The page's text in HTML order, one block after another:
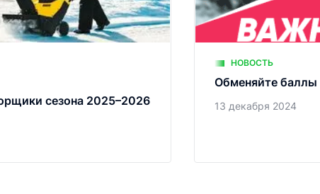
сезона 2025–2026
НОВОСТЬ
Обменяйте баллы
13 декабря 2024